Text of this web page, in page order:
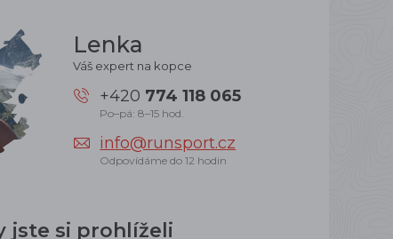
Lenka
Váš expert na kopce
+420 774 118 065
Po–pá: 8–15 hod.
info@runsport.cz
Odpovídáme do 12 hodin
jste si prohlíželi